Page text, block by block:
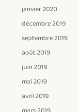
janvier 2020
décembre 2019
septembre 2019
août 2019
juin 2019
mai 2019
avril 2019